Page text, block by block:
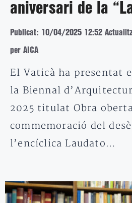
aniversari de la
Publicat: 10/04/2025 12:52
per AICA
El Vaticà ha presentat
la Biennal
2025 titulat Obra
commemoració del
l’encíclica Laudato…